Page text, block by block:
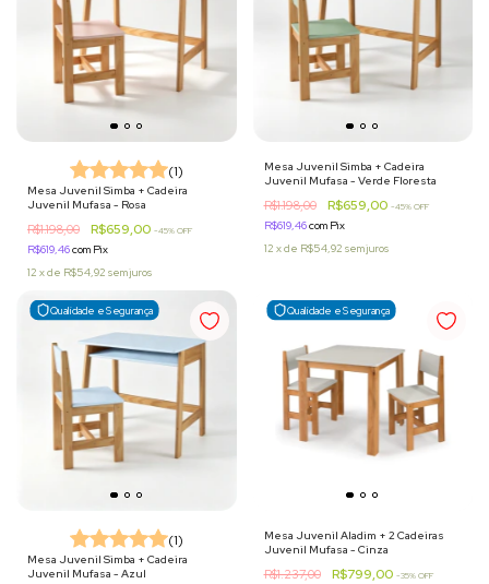
(1)
Mesa Juvenil Simba + Cadeira
Juvenil Mufasa - Rosa
R$1.198,00 R$659,00 -45% OFF
R$619,46com Pix
12 xde R$54,92 sem juros
Mesa Juvenil Simba + Cadeira
Juvenil Mufasa - Verde Floresta
R$1.198,00 R$659,00 -45% OFF
R$619,46com Pix
12 xde R$54,92 sem juros
Qualidade e Segurança
(1)
Mesa Juvenil Simba + Cadeira
Juvenil Mufasa - Azul
Qualidade e Segurança
Mesa Juvenil Aladim + 2 Cadeiras
Juvenil Mufasa - Cinza
R$1.237,00 R$799,00 -35% OFF